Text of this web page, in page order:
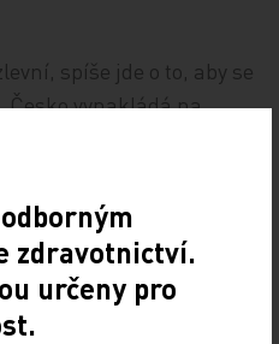
spíše jde o to, aby se
Česko vynakládá na
ministra péči
zdravotnictví.
určeny pro